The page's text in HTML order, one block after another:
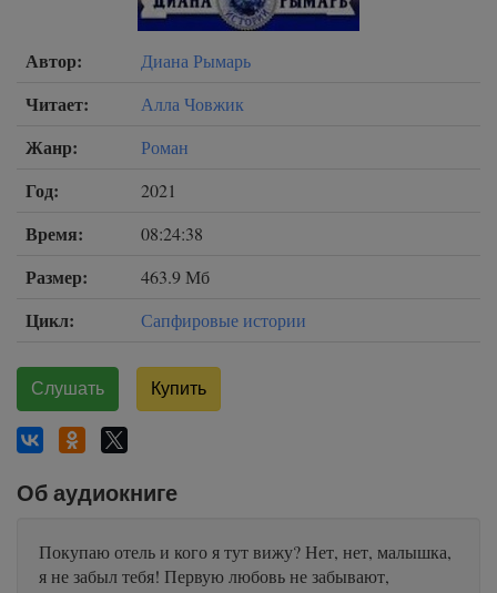
Автор: Диана Рымарь
Читает: Алла Човжик
Жанр: Роман
Год: 2021
Время: 08:24:38
Размер: 463.9 Мб
Цикл: Сапфировые истории
Слушать Купить
Об аудиокниге
Покупаю отель и кого я тут вижу? Нет, нет, малышка,
я не забыл тебя! Первую любовь не забывают,